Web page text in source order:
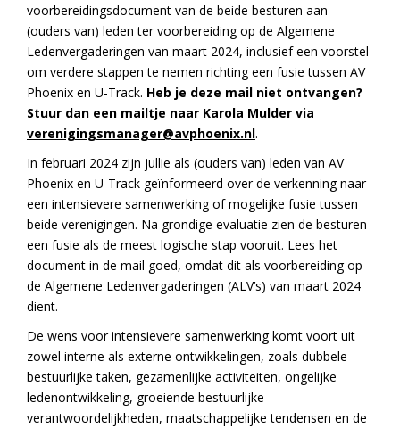
voorbereidingsdocument van de beide besturen aan
(ouders van) leden ter voorbereiding op de Algemene
Ledenvergaderingen van maart 2024, inclusief een voorstel
om verdere stappen te nemen richting een fusie tussen AV
Phoenix en U-Track. Heb je deze mail niet ontvangen?
Stuur dan een mailtje naar Karola Mulder via
verenigingsmanager@avphoenix.nl.
In februari 2024 zijn jullie als (ouders van) leden van AV
Phoenix en U-Track geïnformeerd over de verkenning naar
een intensievere samenwerking of mogelijke fusie tussen
beide verenigingen. Na grondige evaluatie zien de besturen
een fusie als de meest logische stap vooruit. Lees het
document in de mail goed, omdat dit als voorbereiding op
de Algemene Ledenvergaderingen (ALV’s) van maart 2024
dient.
De wens voor intensievere samenwerking komt voort uit
zowel interne als externe ontwikkelingen, zoals dubbele
bestuurlijke taken, gezamenlijke activiteiten, ongelijke
ledenontwikkeling, groeiende bestuurlijke
verantwoordelijkheden, maatschappelijke tendensen en de